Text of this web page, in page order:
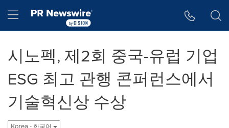
Hamburger menu
시노펙, 제2회 중국-유럽 기업
ESG 최고 관행 콘퍼런스에서
기술혁신상 수상
Korea - 한국어